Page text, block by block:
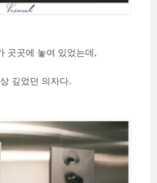
곳곳에 놓여 있었는데,
깊었던 의자다.